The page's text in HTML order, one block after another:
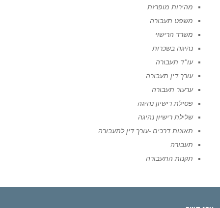
מהירות מופרזת
משפט תעבורה
משרד הרישוי
נהיגה בשכרות
עו"ד תעבורה
עורך דין תעבורה
ערעור תעבורה
פסילת רישיון נהיגה
שלילת רישיון נהיגה
תאונות דרכים -עורך דין לתעבורה
תעבורה
תקנות התעבורה